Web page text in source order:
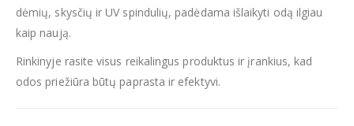
dėmių, skysčių ir UV spindulių, padėdama išlaikyti odą ilgiau
kaip naują.
Rinkinyje rasite visus reikalingus produktus ir įrankius, kad
odos priežiūra būtų paprasta ir efektyvi.